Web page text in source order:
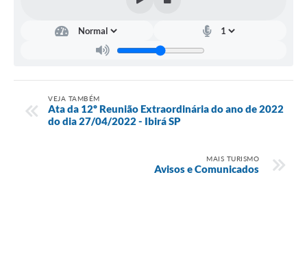
VEJA TAMBÉM
Ata da 12º Reunião Extraordinária do ano de 2022
do dia 27/04/2022 - Ibirá SP
MAIS TURISMO
Avisos e Comunicados